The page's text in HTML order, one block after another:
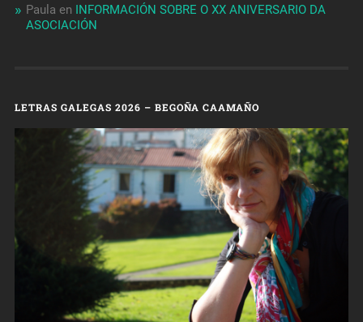
Paula en INFORMACIÓN SOBRE O XX ANIVERSARIO DA
ASOCIACIÓN
LETRAS GALEGAS 2026 – BEGOÑA CAAMAÑO